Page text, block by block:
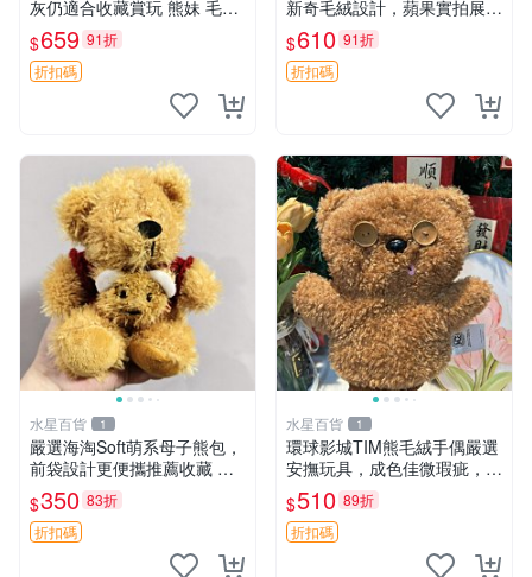
灰仍適合收藏賞玩 熊妹 毛絨
玩具 浮雕熊
$659 91折
折扣碼
新奇毛絨設計，蘋果實拍展
示，成色極佳 晚安香薰 馮娃
娃 毛絨玩偶
$610 91折
折扣碼
水星百貨 1
嚴選海淘Soft萌系母子熊包，
前袋設計更便攜推薦收藏 母
子熊 軟綿綿 包包
$350 83折
折扣碼
水星百貨 1
環球影城TIM熊毛絨手偶嚴選
安撫玩具，成色佳微瑕疵，贈
小禮物超值優惠 TIM熊 毛絨
手偶 安撫 toy 嚴選
$510 89折
折扣碼